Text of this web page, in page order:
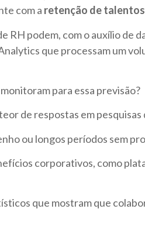
com a retenção de talentos
RH podem, com o auxílio
que processam um
monitoram para essa previsão?
de respostas em
ou longos períodos sem
corporativos, como
que mostram que